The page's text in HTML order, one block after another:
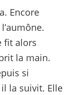
Encore
fit alors
la main.
si
la suivit. Elle